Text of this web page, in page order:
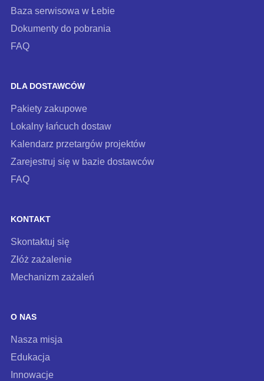
Baza serwisowa w Łebie
Dokumenty do pobrania
FAQ
DLA DOSTAWCÓW
Pakiety zakupowe
Lokalny łańcuch dostaw
Kalendarz przetargów projektów
Zarejestruj się w bazie dostawców
FAQ
KONTAKT
Skontaktuj się
Złóż zażalenie
Mechanizm zażaleń
O NAS
Nasza misja
Edukacja
Innowacje